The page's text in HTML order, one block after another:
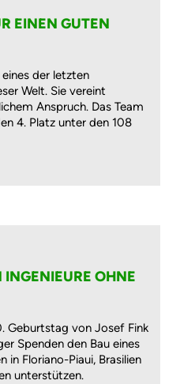
EINEN GUTEN
der letzten
Welt. Sie vereint
Anspruch. Das Team
4. Platz unter den 108
OHNE
Geburtstag von Josef Fink
Spenden den Bau eines
in Floriano-Piaui, Brasilien
unterstützen.